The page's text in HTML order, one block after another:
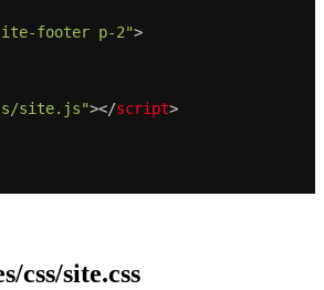
footer p-2">
site.js"></script>
css/site.css